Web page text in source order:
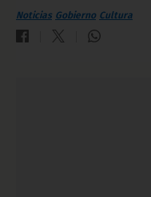
Noticias Gobierno Cultura